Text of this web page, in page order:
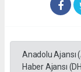
Anadolu Ajansı
Haber Ajansı